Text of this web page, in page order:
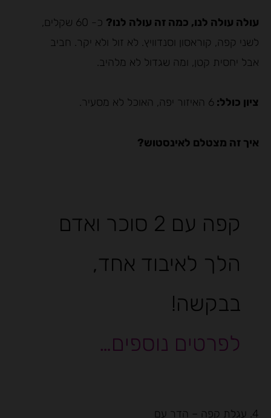
עולה עולה לנו, כמה זה עולה לנו?
כ- 60 שקלים,
לשני קפה, קוראסון וסנדוויץ. לא זול ולא יקר. חביב
אבל יחסית קטן, ומה שגדול לא מלהיב.
ציון כולל: 6 האיזור יפה, האוכל לא מסעיר.
איך זה מצטלם לאינסטוש?
קפה עם 2 סוכר ואדם
הלך לאיבוד אחד,
בבקשה!
לפרטים נוספים…
4. עגלת קפה – הדר עם